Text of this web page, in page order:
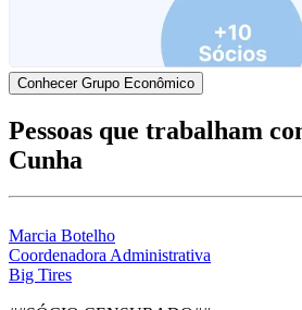
Conhecer Grupo Econômico
Pessoas que trabalham
Cunha
Marcia Botelho
Coordenadora Administrativa
Big Tires